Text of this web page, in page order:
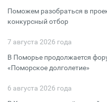
Поможем разобраться в
конкурсный отбор
7 августа 2026 года
В Поморье продолжается
«Поморское долголетие»
6 августа 2026 года